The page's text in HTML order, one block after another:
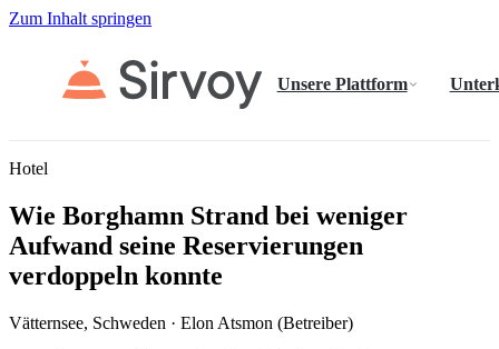
Zum Inhalt springen
Unsere Plattform
Hotel
Wie Borghamn Strand bei weniger
Aufwand seine Reservierungen
verdoppeln konnte
Vätternsee, Schweden · Elon Atsmon (Betreiber)